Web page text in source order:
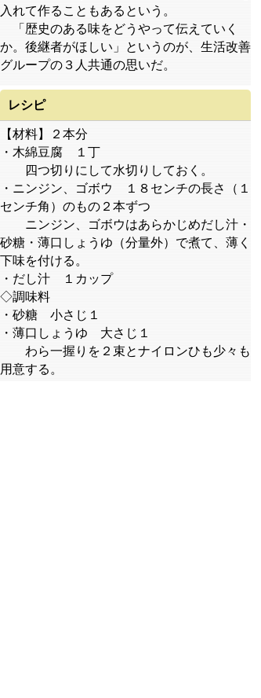
入れて作ることもあるという。
「歴史のある味をどうやって伝えていく
か。後継者がほしい」というのが、生活改善
グループの３人共通の思いだ。
レシピ
【材料】２本分
・木綿豆腐 １丁
四つ切りにして水切りしておく。
・ニンジン、ゴボウ １８センチの長さ（１
センチ角）のもの２本ずつ
ニンジン、ゴボウはあらかじめだし汁・
砂糖・薄口しょうゆ（分量外）で煮て、薄く
下味を付ける。
・だし汁 １カップ
◇調味料
・砂糖 小さじ１
・薄口しょうゆ 大さじ１
わら一握りを２束とナイロンひも少々も
用意する。